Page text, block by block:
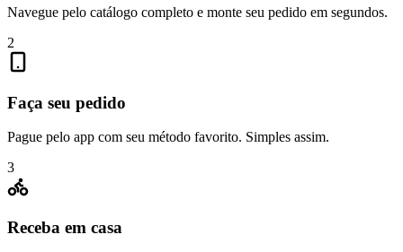
Navegue pelo catálogo completo e monte seu pedido em segundos.
2
Faça seu pedido
Pague pelo app com seu método favorito. Simples assim.
3
Receba em casa